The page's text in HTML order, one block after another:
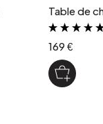
Table de
169 €